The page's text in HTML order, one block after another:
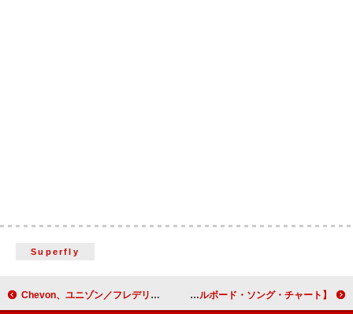
Superfly
Chevon、ユニゾン／フレデリック／オーラル／須田景凪／indigo la Endをゲストに自主企画 【米ビルボード・ソング・チャート】アレックス・ウォーレン「オーディナリー」が通算4週目の首位に、カーディ・B「アウトサイド」が10位デビュー